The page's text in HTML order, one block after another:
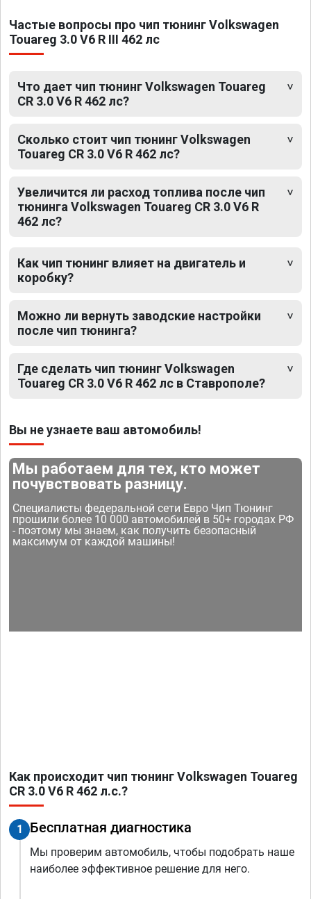
Частые вопросы про чип тюнинг Volkswagen
Touareg 3.0 V6 R III 462 лс
Что дает чип тюнинг Volkswagen Touareg
CR 3.0 V6 R 462 лс?
Сколько стоит чип тюнинг Volkswagen
Touareg CR 3.0 V6 R 462 лс?
Увеличится ли расход топлива после чип
тюнинга Volkswagen Touareg CR 3.0 V6 R
462 лс?
Как чип тюнинг влияет на двигатель и
коробку?
Можно ли вернуть заводские настройки
после чип тюнинга?
Где сделать чип тюнинг Volkswagen
Touareg CR 3.0 V6 R 462 лс в Ставрополе?
Вы не узнаете ваш автомобиль!
Мы работаем для тех, кто может
почувствовать разницу.
Специалисты федеральной сети Евро Чип Тюнинг
прошили более 10 000 автомобилей в 50+ городах РФ
- поэтому мы знаем, как получить безопасный
максимум от каждой машины!
Как происходит чип тюнинг Volkswagen Touareg
CR 3.0 V6 R 462 л.с.?
1 Бесплатная диагностика
Мы проверим автомобиль, чтобы подобрать наше
наиболее эффективное решение для него.